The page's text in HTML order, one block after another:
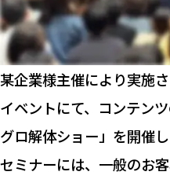
某企業様主催により実施
イベントにて、コンテン
グロ解体ショー」を開催し
セミナーには、一般のお